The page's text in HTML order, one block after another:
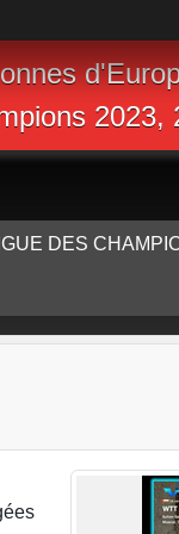
2023,
DES